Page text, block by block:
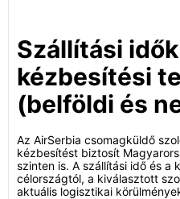
Szállítási
kézbesítési
(belföldi és
Az AirSerbia csomagküldő
kézbesítést biztosít
szinten is. A szállítási idő és a
célországtól, a kiválasztott
aktuális logisztikai